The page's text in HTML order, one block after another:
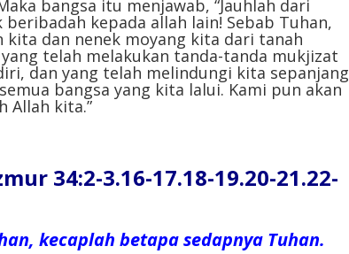
bangsa itu menjawab, “Jauhlah dari
kepada allah lain! Sebab Tuhan,
dan nenek moyang kita dari tanah
telah melakukan tanda-tanda mukjizat
dan yang telah melindungi kita sepanjang
bangsa yang kita lalui. Kami pun akan
Allah kita.”
34:2-3.16-17.18-19.20-21.22-
kecaplah betapa sedapnya Tuhan.